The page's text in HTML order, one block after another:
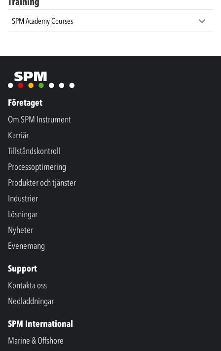
SPM Academy Courses
Företaget
Om SPM Instrument
Karriär
Tillståndskontroll
Processoptimering
Produkter och tjänster
Industrier
Lösningar
Nyheter
Evenemang
Support
Kontakta oss
Nedladdningar
SPM International
Marine & Offshore